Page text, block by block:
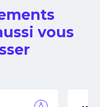
vous